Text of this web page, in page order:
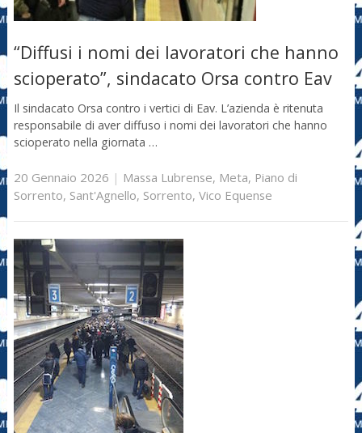
“Diffusi i nomi dei lavoratori che hanno
scioperato”, sindacato Orsa contro Eav
Il sindacato Orsa contro i vertici di Eav. L’azienda è ritenuta
responsabile di aver diffuso i nomi dei lavoratori che hanno
scioperato nella giornata …
20 Gennaio 2026 | Massa Lubrense, Meta, Piano di
Sorrento, Sant'Agnello, Sorrento, Vico Equense